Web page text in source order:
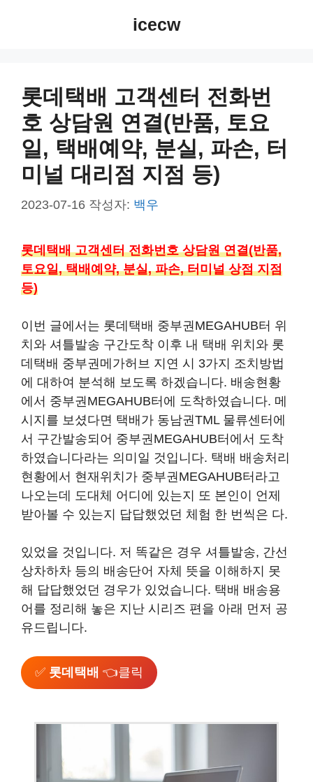
icecw
롯데택배 고객센터 전화번
호 상담원 연결(반품, 토요
일, 택배예약, 분실, 파손, 터
미널 대리점 지점 등)
2023-07-16 작성자: 백우
롯데택배 고객센터 전화번호 상담원 연결(반품,
토요일, 택배예약, 분실, 파손, 터미널 상점 지점
등)
이번 글에서는 롯데택배 중부권MEGAHUB터 위
치와 셔틀발송 구간도착 이후 내 택배 위치와 롯
데택배 중부권메가허브 지연 시 3가지 조치방법
에 대하여 분석해 보도록 하겠습니다. 배송현황
에서 중부권MEGAHUB터에 도착하였습니다. 메
시지를 보셨다면 택배가 동남권TML 물류센터에
서 구간발송되어 중부권MEGAHUB터에서 도착
하였습니다라는 의미일 것입니다. 택배 배송처리
현황에서 현재위치가 중부권MEGAHUB터라고
나오는데 도대체 어디에 있는지 또 본인이 언제
받아볼 수 있는지 답답했었던 체험 한 번씩은 다.
있었을 것입니다. 저 똑같은 경우 셔틀발송, 간선
상차하차 등의 배송단어 자체 뜻을 이해하지 못
해 답답했었던 경우가 있었습니다. 택배 배송용
어를 정리해 놓은 지난 시리즈 편을 아래 먼저 공
유드립니다.
✅ 롯데택배 👈클릭